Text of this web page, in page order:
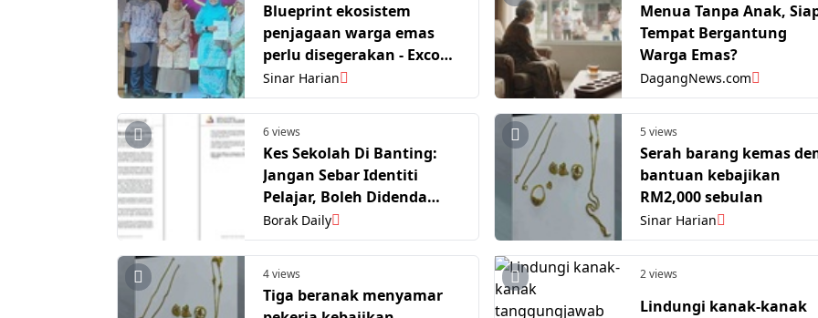
Blueprint ekosistem
penjagaan warga emas
perlu disegerakan - Exco
Perak
Sinar Harian
Menua Tanpa Anak,
Tempat Bergantung
Warga Emas?
DagangNews.com
6 views
Kes Sekolah Di Banting:
Jangan Sebar Identiti
Pelajar, Boleh Didenda
RM10,000 -SUHAKAM
Borak Daily
5 views
Serah barang kemas
bantuan kebajikan
RM2,000 sebulan
Sinar Harian
4 views
Tiga beranak menyamar
2 views
Lindungi kanak-kanak